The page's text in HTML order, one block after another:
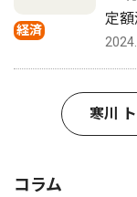
経済
定
寒川
コラム